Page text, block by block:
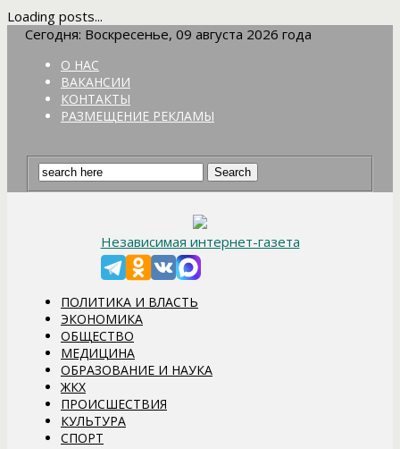
Loading posts...
Сегодня: Воскресенье, 09 августа 2026 года
О НАС
ВАКАНСИИ
КОНТАКТЫ
РАЗМЕЩЕНИЕ РЕКЛАМЫ
Независимая интернет-газета
ПОЛИТИКА И ВЛАСТЬ
ЭКОНОМИКА
ОБЩЕСТВО
МЕДИЦИНА
ОБРАЗОВАНИЕ И НАУКА
ЖКХ
ПРОИСШЕСТВИЯ
КУЛЬТУРА
СПОРТ